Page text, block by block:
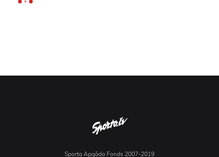
Sporta Apgāda Fonds 2007-2019